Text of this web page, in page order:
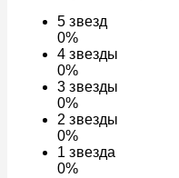
5звезд
0%
4звезды
0%
3звезды
0%
2звезды
0%
1звезда
0%